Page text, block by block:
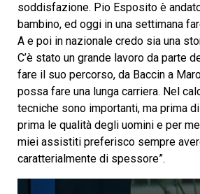
soddisfazione. Pio Esposito è
bambino, ed oggi in una settimana
A e poi in nazionale credo sia una
C’è stato un grande lavoro da parte
fare il suo percorso, da Baccin a
possa fare una lunga carriera. Nel
tecniche sono importanti, ma prima
prima le qualità degli uomini e per
miei assistiti preferisco sempre
caratterialmente di spessore”.